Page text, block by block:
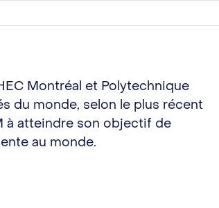
Montréal et Polytechnique
du monde, selon le plus récent
à atteindre son objectif de
au monde.